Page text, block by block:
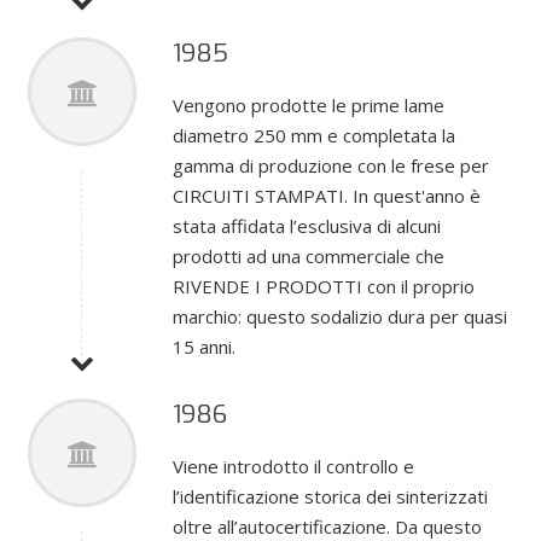
1985
Vengono prodotte le prime lame
diametro 250 mm e completata la
gamma di produzione con le frese per
CIRCUITI STAMPATI. In quest'anno è
stata affidata l’esclusiva di alcuni
prodotti ad una commerciale che
RIVENDE I PRODOTTI con il proprio
marchio: questo sodalizio dura per quasi
15 anni.
1986
Viene introdotto il controllo e
l’identificazione storica dei sinterizzati
oltre all’autocertificazione. Da questo